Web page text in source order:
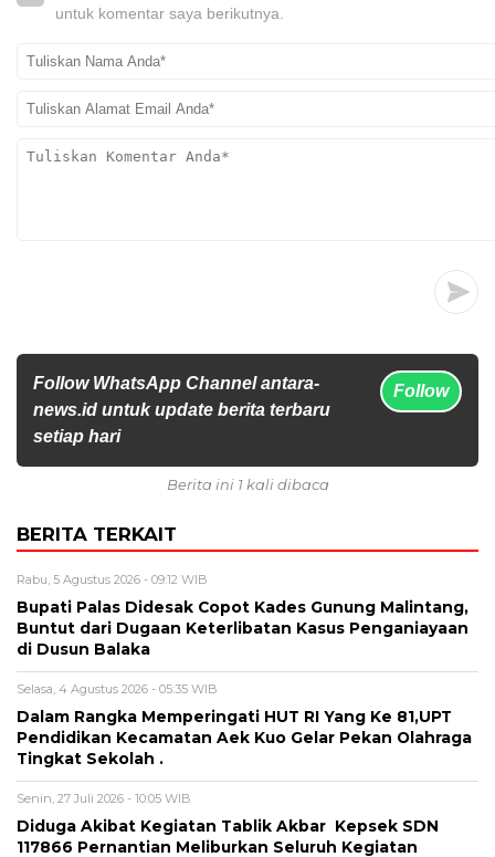
untuk komentar saya berikutnya.
Follow WhatsApp Channel antara-
news.id untuk update berita terbaru
setiap hari
Follow
Berita ini 1 kali dibaca
BERITA TERKAIT
Rabu, 5 Agustus 2026 - 09:12 WIB
Bupati Palas Didesak Copot Kades Gunung Malintang,
Buntut dari Dugaan Keterlibatan Kasus Penganiayaan
di Dusun Balaka
Selasa, 4 Agustus 2026 - 05:35 WIB
Dalam Rangka Memperingati HUT RI Yang Ke 81,UPT
Pendidikan Kecamatan Aek Kuo Gelar Pekan Olahraga
Tingkat Sekolah .
Senin, 27 Juli 2026 - 10:05 WIB
Diduga Akibat Kegiatan Tablik Akbar Kepsek SDN
117866 Pernantian Meliburkan Seluruh Kegiatan